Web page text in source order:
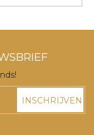
INSCHRIJVEN